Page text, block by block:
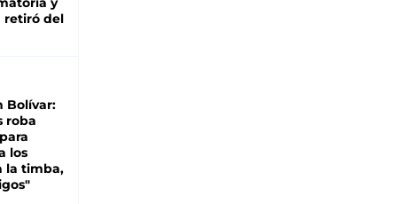
retiró del
Bolívar:
roba
los
la timba,